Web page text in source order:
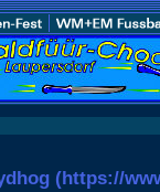
(https://